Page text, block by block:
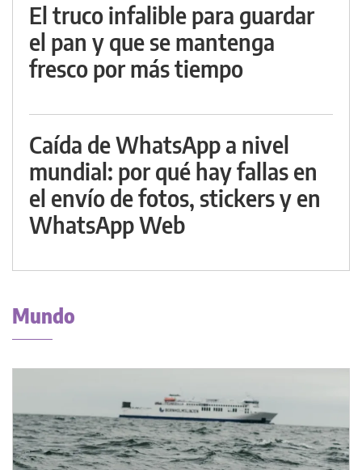
El truco infalible para guardar
el pan y que se mantenga
fresco por más tiempo
Caída de WhatsApp a nivel
mundial: por qué hay fallas en
el envío de fotos, stickers y en
WhatsApp Web
Mundo